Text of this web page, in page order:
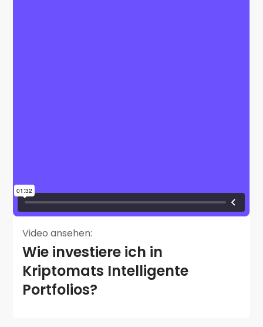
Video ansehen:
Wie investiere ich in
Kriptomats Intelligente
Portfolios?